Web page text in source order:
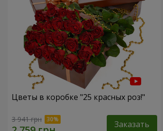
Цветы в коробке "25 красных роз!"
3 941 грн Заказать